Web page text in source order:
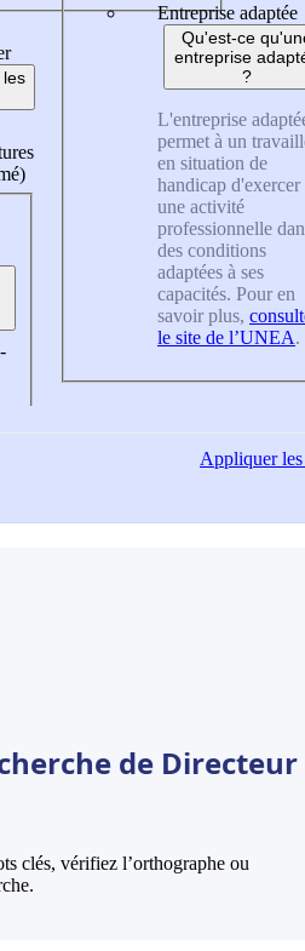
Entreprise adaptée
Qu'est-ce
entreprise
?
L'entreprise
permet à un
en situation de
handicap d'exercer
une activité
professionnelle
des conditions
adaptées à ses
capacités. Pour en
savoir plus,
le site de l’UNEA.
Appliquerles
de
clés, vérifiez l’orthographe ou